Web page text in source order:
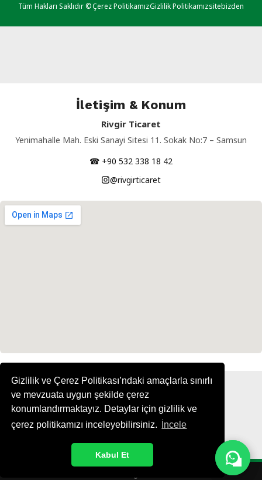
Gizlilik ve Çerez Politikası’ndaki amaçlarla sınırlı
ve mevzuata uygun şekilde çerez
konumlandırmaktayız. Detaylar için gizlilik ve
çerez politikamızı inceleyebilirsiniz.
İncele
Kabul Et
Tüm Hakları Saklıdır ©Çerez PolitikamızGizlilik Politikamızsitebizden
İletişim & Konum
Rivgir Ticaret
Yenimahalle Mah. Eski Sanayi Sitesi 11. Sokak No:7 – Samsun
☎ +90 532 338 18 42
@rivgirticaret